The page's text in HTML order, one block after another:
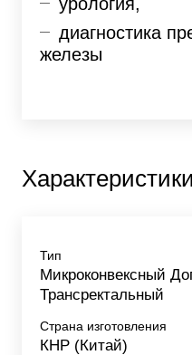
диагностика
железы
Характеристики
Тип
Микроконвексный
Трансректальный
Страна изготовления
КНР (Китай)